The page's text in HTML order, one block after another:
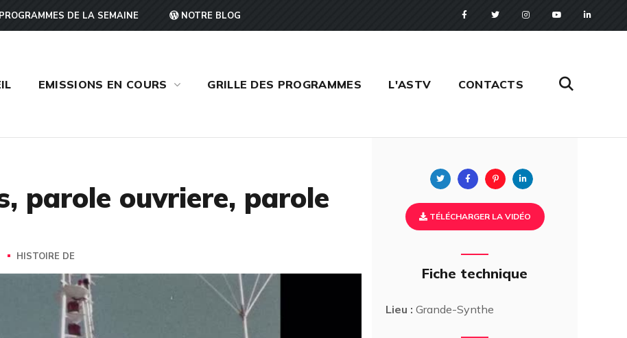
DE LA SEMAINE NOTRE BLOG
EMISSIONS EN COURS GRILLE DES PROGRAMMES L'ASTV CONTACTS
parole ouvriere, parole
HISTOIRE DE
Twitter FacebookPinterest
TÉLÉCHARGER LA VIDÉO
Fiche technique
Lieu : Grande-Synthe